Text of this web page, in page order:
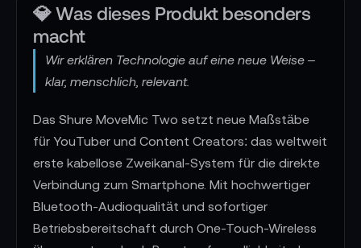
💎 Was dieses Produkt besonders
macht
Wir erklären Technologie auf eine neue Weise –
klar, menschlich, relevant.
Das Shure MoveMic Two setzt neue Maßstäbe
für YouTuber und Content Creators: das weltweit
erste kabellose Zweikanal-System für die direkte
Verbindung zum Smartphone. Mit hochwertiger
Bluetooth-Audioqualität und sofortiger
Betriebsbereitschaft durch One-Touch-Wireless